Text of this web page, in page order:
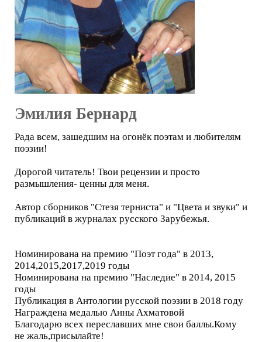
Эмилия Бернард
Рада всем, зашедшим на огонёк поэтам и любителям
поэзии!
Дорогой читатель! Твои рецензии и просто
размышления- ценны для меня.
Автор сборников "Стезя терниста" и "Цвета и звуки" и
публикаций в журналах русского Зарубежья.
Номинирована на премию "Поэт года" в 2013,
2014,2015,2017,2019 годы
Номинирована на премию "Наследие" в 2014, 2015
годы
Публикация в Антологии русской поэзии в 2018 году
Награждена медалью Анны Ахматовой
Благодарю всех переславших мне свои баллы.Кому
не жаль,присылайте!